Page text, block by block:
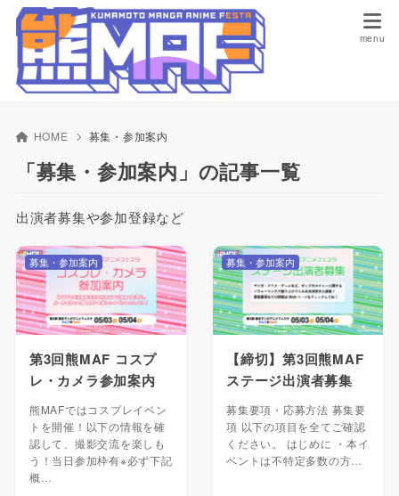
HOME 募集・参加案内
「募集・参加案内」の記事一覧
出演者募集や参加登録など
第3回熊MAF コスプ
レ・カメラ参加案内
熊MAFではコスプレイベン
トを開催！以下の情報を確
認して、撮影交流を楽しも
う！当日参加枠有※必ず下記
概…
募集・参加案内
【締切】第3回熊MAF
ステージ出演者募集
募集要項・応募方法 募集要
項 以下の項目を全てご確認
ください。 はじめに ・本イ
ベントは不特定多数の方…
募集・参加案内